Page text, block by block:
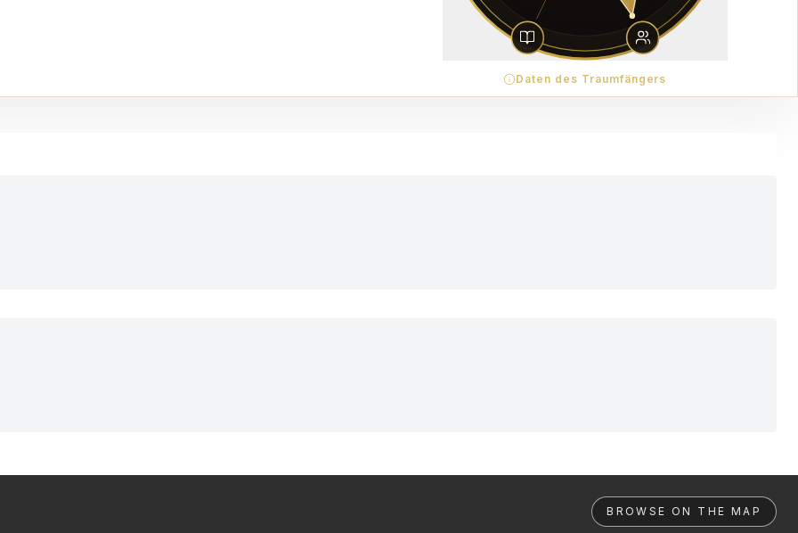
Daten des Traumfängers
BROWSE ON THE MAP